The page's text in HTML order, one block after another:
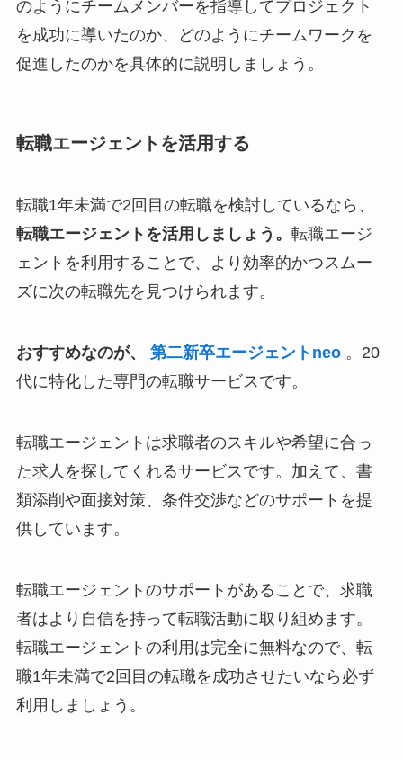
のようにチームメンバーを指導してプロジェクト
を成功に導いたのか、どのようにチームワークを
促進したのかを具体的に説明しましょう。
転職エージェントを活用する
転職1年未満で2回目の転職を検討しているなら、
転職エージェントを活用しましょう。 転職エージ
ェントを利用することで、より効率的かつスムー
ズに次の転職先を見つけられます。
おすすめなのが、 第二新卒エージェントneo。20
代に特化した専門の転職サービスです。
転職エージェントは求職者のスキルや希望に合っ
た求人を探してくれるサービスです。加えて、書
類添削や面接対策、条件交渉などのサポートを提
供しています。
転職エージェントのサポートがあることで、求職
者はより自信を持って転職活動に取り組めます。
転職エージェントの利用は完全に無料なので、転
職1年未満で2回目の転職を成功させたいなら必ず
利用しましょう。